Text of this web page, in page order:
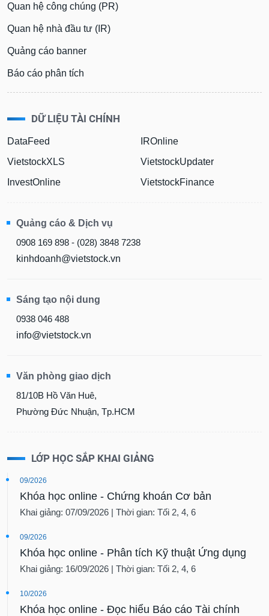
Quan hệ công chúng (PR)
Quan hệ nhà đầu tư (IR)
Quảng cáo banner
Báo cáo phân tích
DỮ LIỆU TÀI CHÍNH
DataFeed
VietstockXLS
InvestOnline
IROnline
VietstockUpdater
VietstockFinance
Quảng cáo & Dịch vụ
0908 169 898 - (028) 3848 7238
kinhdoanh@vietstock.vn
Sáng tạo nội dung
0938 046 488
info@vietstock.vn
Văn phòng giao dịch
81/10B Hồ Văn Huê,
Phường Đức Nhuận, Tp.HCM
LỚP HỌC SẮP KHAI GIẢNG
09/2026
Khóa học online - Chứng khoán Cơ bản
Khai giảng: 07/09/2026 | Thời gian: Tối 2, 4, 6
09/2026
Khóa học online - Phân tích Kỹ thuật Ứng dụng
Khai giảng: 16/09/2026 | Thời gian: Tối 2, 4, 6
10/2026
Khóa học online - Đọc hiểu Báo cáo Tài chính